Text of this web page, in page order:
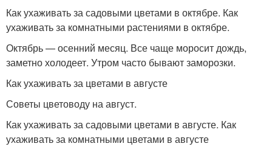
Как ухаживать за садовыми цветами в октябре. Как
ухаживать за комнатными растениями в октябре.
Октябрь — осенний месяц. Все чаще моросит дождь,
заметно холодеет. Утром часто бывают заморозки.
Как ухаживать за цветами в августе
Советы цветоводу на август.
Как ухаживать за садовыми цветами в августе. Как
ухаживать за комнатными цветами в августе